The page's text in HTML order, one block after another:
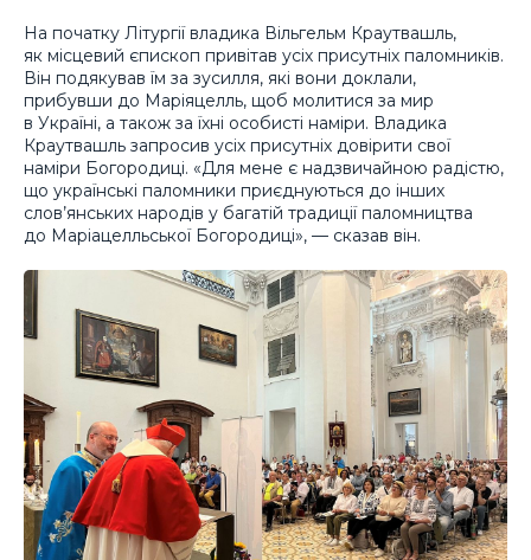
На початку Літургії владика Вільгельм Краутвашль,
як місцевий єпископ привітав усіх присутніх паломників.
Він подякував їм за зусилля, які вони доклали,
прибувши до Маріяцелль, щоб молитися за мир
в Україні, а також за їхні особисті наміри. Владика
Краутвашль запросив усіх присутніх довірити свої
наміри Богородиці. «Для мене є надзвичайною радістю,
що українські паломники приєднуються до інших
слов’янських народів у багатій традиції паломництва
до Маріацелльської Богородиці», — сказав він.